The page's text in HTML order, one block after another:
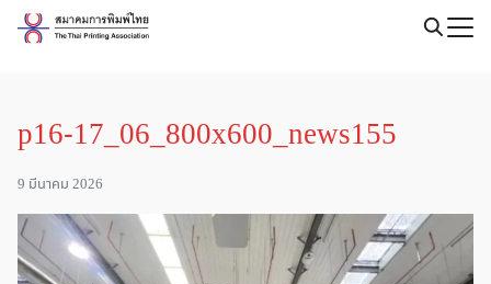
Skip
p16-17_06_800x600_news155
9 มีนาคม 2026